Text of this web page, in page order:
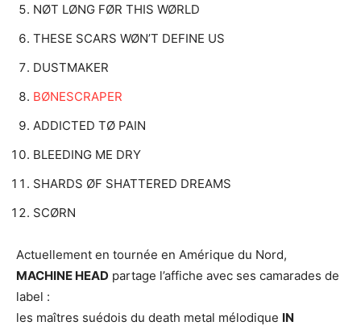
NØT LØNG FØR THIS WØRLD
THESE SCARS WØN’T DEFINE US
DUSTMAKER
BØNESCRAPER
ADDICTED TØ PAIN
BLEEDING ME DRY
SHARDS ØF SHATTERED DREAMS
SCØRN
Actuellement en tournée en Amérique du Nord,
MACHINE HEAD partage l’affiche avec ses camarades de
label :
les maîtres suédois du death metal mélodique IN